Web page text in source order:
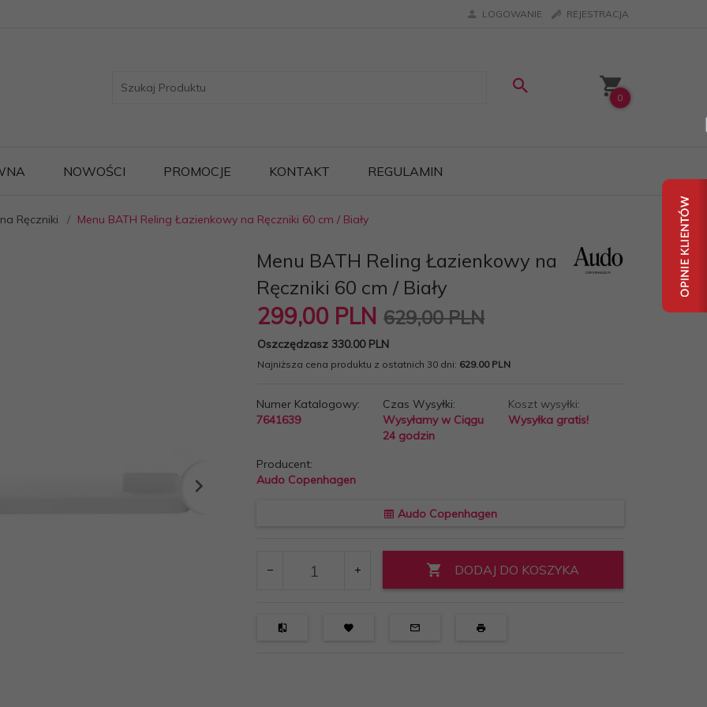
LOGOWANIE REJESTRACJA
0
NOWOŚCI PROMOCJE KONTAKT REGULAMIN
Ręczniki Menu BATH Reling Łazienkowy na Ręczniki 60 cm / Biały
Menu BATH Reling Łazienkowy na
Ręczniki 60 cm / Biały
299,00 PLN 629,00 PLN
Oszczędzasz 330.00 PLN
Najniższa cena produktu z ostatnich 30 dni: 629.00 PLN
Numer Katalogowy:
7641639
Czas Wysyłki:
Wysyłamy w Ciągu
24 godzin
Koszt wysyłki:
Wysyłka gratis!
Producent:
Audo Copenhagen
Audo Copenhagen
DODAJ DO KOSZYKA